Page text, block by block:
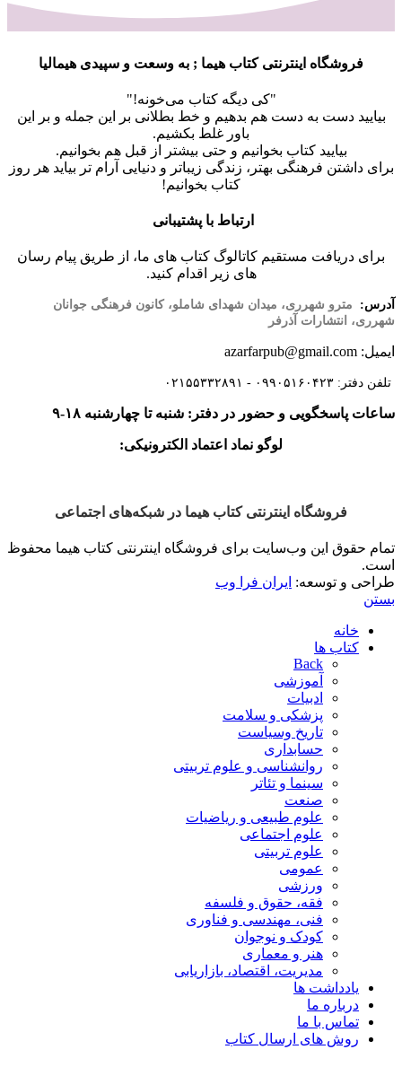
فروشگاه اینترنتی کتاب هیما ; به وسعت و سپیدی هیمالیا
"کی دیگه کتاب می‌خونه!"
بیایید دست به دست هم بدهیم و خط بطلانی بر این جمله و بر این
باور غلط بکشیم.
بیایید کتاب بخوانیم و حتی بیشتر از قبل هم بخوانیم.
برای داشتن فرهنگی بهتر، زندگی زیباتر و دنیایی آرام تر بیاید هر روز
کتاب بخوانیم!
ارتباط با پشتیبانی
برای دریافت مستقیم کاتالوگ کتاب های ما، از طریق پیام رسان
های زیر اقدام کنید.
آدرس: مترو شهرری، میدان شهدای شاملو، کانون فرهنگی جوانان
شهرری، انتشارات آذرفر
ایمیل: azarfarpub@gmail.com
تلفن دفتر: ۰۹۹۰۵۱۶۰۴۲۳ - ۰۲۱۵۵۳۳۲۸۹۱
ساعات پاسخگویی و حضور در دفتر: شنبه تا چهارشنبه ۱۸-۹
لوگو نماد اعتماد الکترونیکی:
فروشگاه اینترنتی کتاب هیما در شبکه‌‌های اجتماعی
تمام حقوق این وب‌سایت برای فروشگاه اینترنتی کتاب هیما محفوظ
است.
طراحی و توسعه: ایران فرا وب
بستن
خانه
کتاب ها
Back
آموزشی
ادبیات
پزشکی و سلامت
تاریخ وسیاست
حسابداری
روانشناسی و علوم تربیتی
سینما و تئاتر
صنعت
علوم طبیعی و ریاضیات
علوم اجتماعی
علوم تربیتی
عمومی
ورزشی
فقه، حقوق و فلسفه
فنی، مهندسی و فناوری
کودک و نوجوان
هنر و معماری
مدیریت، اقتصاد، بازاریابی
یادداشت ها
درباره ما
تماس با ما
روش های ارسال کتاب